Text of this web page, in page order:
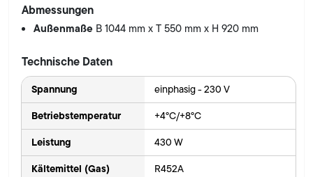
Abmessungen
Außenmaße B 1044 mm x T 550 mm x H 920 mm
Technische Daten
Spannung einphasig - 230 V
Betriebstemperatur +4°C/+8°C
Leistung 430 W
Kältemittel (Gas) R452A